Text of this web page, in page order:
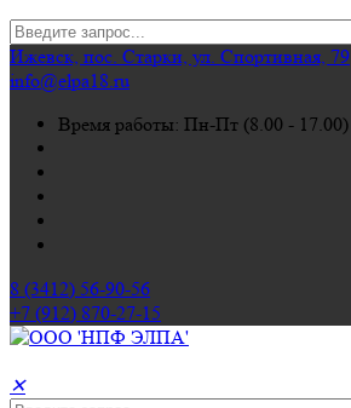
Ижевск, пос. Старки, ул. Спортивная, 79
info@elpa18.ru
Время работы: Пн-Пт (8.00 - 17.00)
8 (3412) 56-90-56
+7 (912) 870-27-15
✕